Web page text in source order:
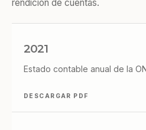
rendición de cuentas.
2021
Estado contable anual de la
DESCARGAR PDF